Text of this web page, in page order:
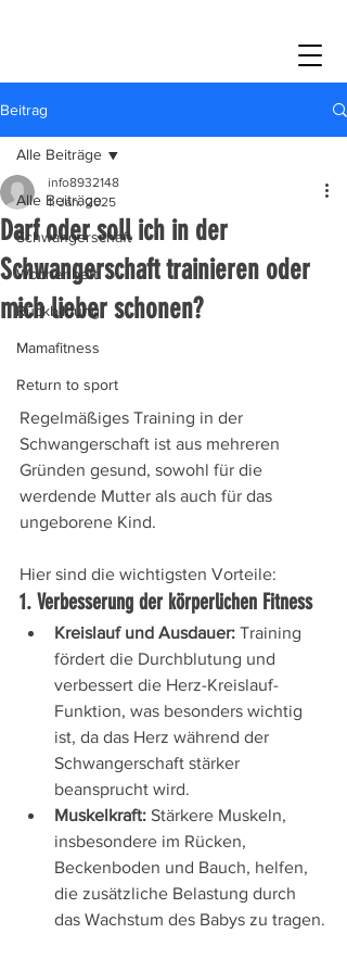
Beitrag
Alle Beiträge
Schwangerschaft
Wochenbett
Rückbildung
Mamafitness
Return to sport
Alle Beiträge
Darf oder soll ich in der
Schwangerschaft trainieren oder
mich lieber schonen?
info8932148
1. Jan. 2025
Schwangerschaftsfitness
Hattersheim MTK
Regelmäßiges Training in der
Schwangerschaft ist aus mehreren
Gründen gesund, sowohl für die
werdende Mutter als auch für das
ungeborene Kind.
Hier sind die wichtigsten Vorteile:
1. Verbesserung der körperlichen Fitness
Kreislauf und Ausdauer: Training
fördert die Durchblutung und
verbessert die Herz-Kreislauf-
Funktion, was besonders wichtig
ist, da das Herz während der
Schwangerschaft stärker
beansprucht wird.
Muskelkraft: Stärkere Muskeln,
insbesondere im Rücken,
Beckenboden und Bauch, helfen,
die zusätzliche Belastung durch
das Wachstum des Babys zu tragen.